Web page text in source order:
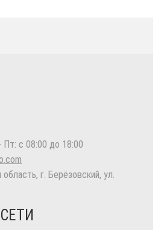
Пт: с 08:00 до 18:00
г. Берёзовский, ул.